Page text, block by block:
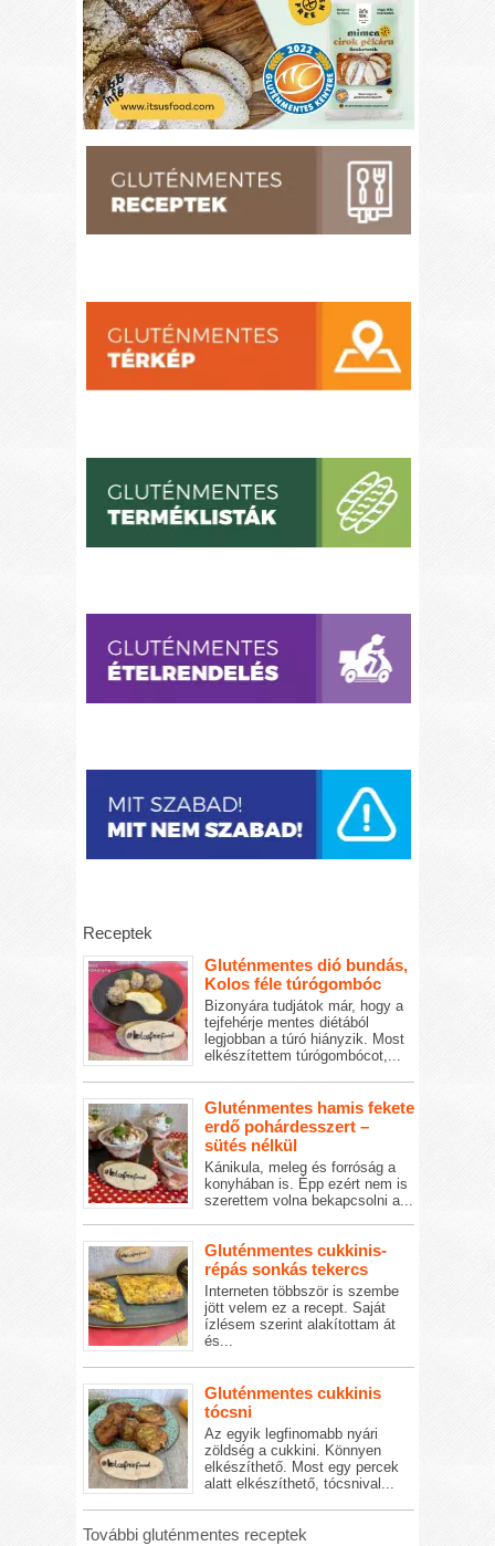
Receptek
Gluténmentes dió bundás,
Kolos féle túrógombóc
Bizonyára tudjátok már, hogy a
tejfehérje mentes diétából
legjobban a túró hiányzik. Most
elkészítettem túrógombócot,...
Gluténmentes hamis fekete
erdő pohárdesszert –
sütés nélkül
Kánikula, meleg és forróság a
konyhában is. Épp ezért nem is
szerettem volna bekapcsolni a...
Gluténmentes cukkinis-
répás sonkás tekercs
Interneten többször is szembe
jött velem ez a recept. Saját
ízlésem szerint alakítottam át
és...
Gluténmentes cukkinis
tócsni
Az egyik legfinomabb nyári
zöldség a cukkini. Könnyen
elkészíthető. Most egy percek
alatt elkészíthető, tócsnival...
További gluténmentes receptek